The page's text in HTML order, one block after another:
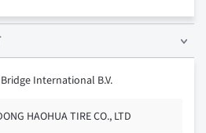
International B.V.
HAOHUA TIRE CO., LTD